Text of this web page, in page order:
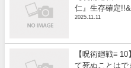
仁』生存確定
2025.11.11
【呪術廻戦≡
て死ぬことはで